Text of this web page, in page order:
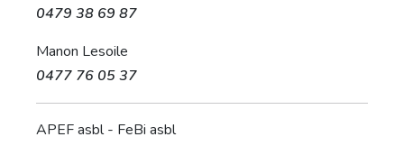
0479 38 69 87
Manon Lesoile
0477 76 05 37
APEF asbl - FeBi asbl